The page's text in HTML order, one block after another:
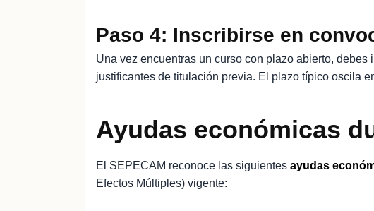
Paso 4: Inscribirse en
Una vez encuentras un curso con plazo abierto,
justificantes de titulación previa. El plazo típico oscila
Ayudas económicas
El SEPECAM reconoce las siguientes ayudas
Efectos Múltiples) vigente: